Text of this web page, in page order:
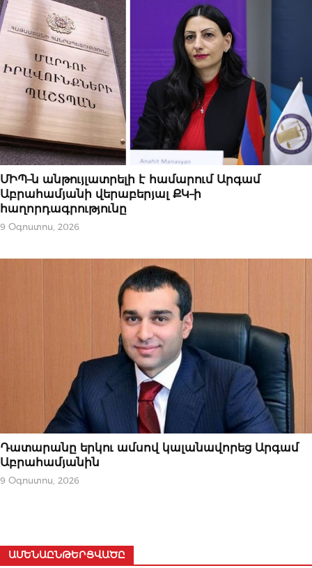
ՆՈՐՈՒԹՅՈՒՆՆԵՐ
ՄԻՊ–ն անթույլատրելի է համարում Արգամ
Աբրահամյանի վերաբերյալ ՔԿ–ի
հաղորդագրությունը
9 Օգոստոս, 2026
ՆՈՐՈՒԹՅՈՒՆՆԵՐ
Դատարանը երկու ամսով կալանավորեց Արգամ
Աբրահամյանին
9 Օգոստոս, 2026
ԱՄԵՆԱԸՆԹԵՐՑՎԱԾԸ